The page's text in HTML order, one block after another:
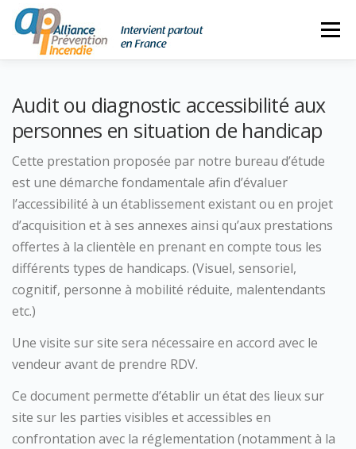
Aller
contenu
Menu
04 90 40 94 68
06 87 64 36 17
Audit ou diagnostic accessibilité aux
personnes en situation de handicap
Cette prestation proposée par notre bureau d’étude
est une démarche fondamentale afin d’évaluer
l’accessibilité à un établissement existant ou en projet
d’acquisition et à ses annexes ainsi qu’aux prestations
offertes à la clientèle en prenant en compte tous les
différents types de handicaps. (Visuel, sensoriel,
cognitif, personne à mobilité réduite, malentendants
etc.)
Une visite sur site sera nécessaire en accord avec le
vendeur avant de prendre RDV.
Ce document permette d’établir un état des lieux sur
site sur les parties visibles et accessibles en
confrontation avec la réglementation (notamment à la